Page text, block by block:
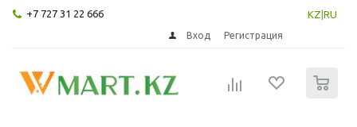
+7 727 31 22 666 KZ RU
Вход Регистрация